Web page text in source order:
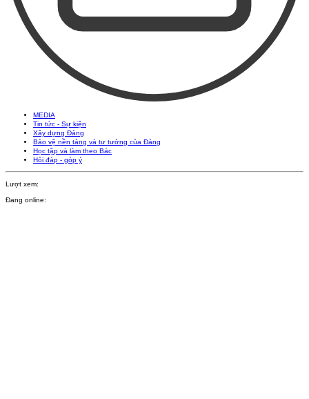
MEDIA
Tin tức - Sự kiện
Xây dựng Đảng
Bảo vệ nền tảng và tư tưởng của Đảng
Học tập và làm theo Bác
Hỏi đáp - góp ý
Lượt xem:
Đang online: